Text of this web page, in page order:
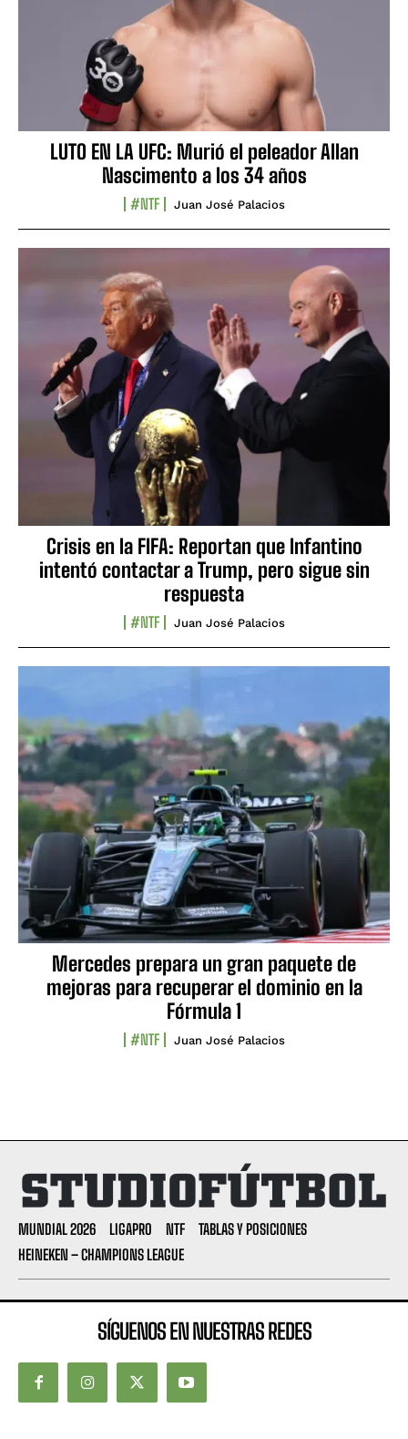
LUTO EN LA UFC: Murió el peleador Allan
Nascimento a los 34 años
#NTF Juan José Palacios
Crisis en la FIFA: Reportan que Infantino
intentó contactar a Trump, pero sigue sin
respuesta
#NTF Juan José Palacios
Mercedes prepara un gran paquete de
mejoras para recuperar el dominio en la
Fórmula 1
#NTF Juan José Palacios
MUNDIAL 2026 LIGAPRO NTF
TABLAS Y POSICIONES
HEINEKEN – CHAMPIONS LEAGUE
SÍGUENOS EN NUESTRAS REDES